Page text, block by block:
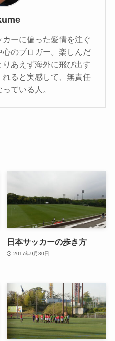
ーに偏った愛情を注ぐ
心のブロガー。楽しんだ
あえず海外に飛び出す
ると実感して、無責任
ている人。
日本サッカーの歩き方
2017年9月30日